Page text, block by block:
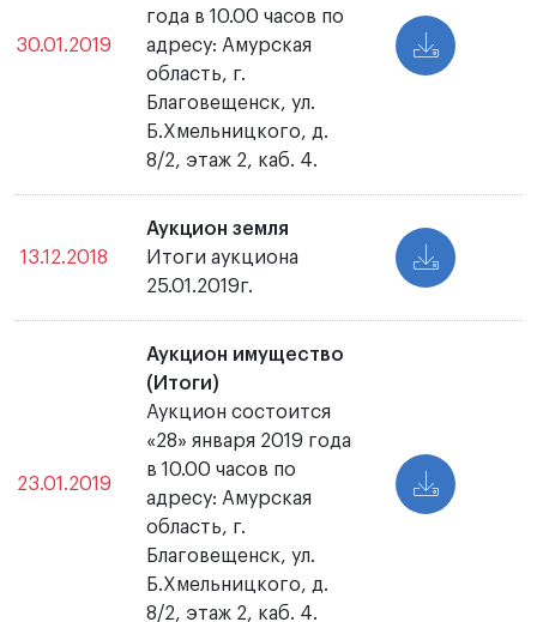
30.01.2019
года в 10.00 часов по
адресу: Амурская
область, г.
Благовещенск, ул.
Б.Хмельницкого, д.
8/2, этаж 2, каб. 4.
13.12.2018
Аукцион земля
Итоги аукциона
25.01.2019г.
23.01.2019
Аукцион имущество
(Итоги)
Аукцион состоится
«28» января 2019 года
в 10.00 часов по
адресу: Амурская
область, г.
Благовещенск, ул.
Б.Хмельницкого, д.
8/2, этаж 2, каб. 4.